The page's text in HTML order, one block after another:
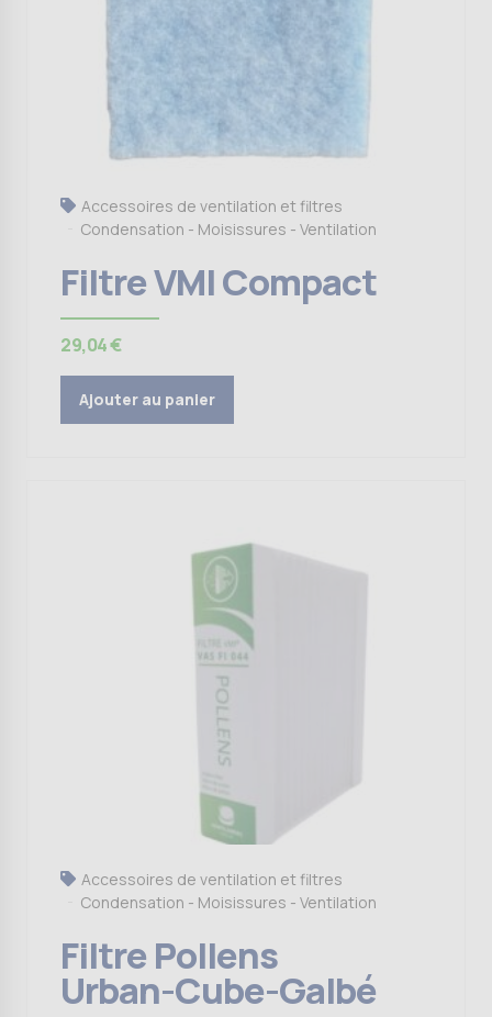
Accessoires de ventilation et filtres
Condensation - Moisissures - Ventilation
Filtre VMI Compact
29,04€
Ajouter au panier
Accessoires de ventilation et filtres
Condensation - Moisissures - Ventilation
Filtre Pollens
Urban-Cube-Galbé